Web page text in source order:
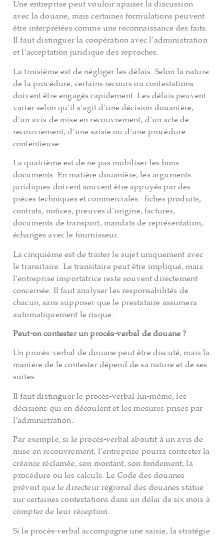
Une entreprise peut vouloir apaiser la discussion
avec la douane, mais certaines formulations peuvent
être interprétées comme une reconnaissance des faits.
Il faut distinguer la coopération avec l’administration
et l’acceptation juridique des reproches.
La troisième est de négliger les délais. Selon la nature
de la procédure, certains recours ou contestations
doivent être engagés rapidement. Les délais peuvent
varier selon qu’il s’agit d’une décision douanière,
d’un avis de mise en recouvrement, d’un acte de
recouvrement, d’une saisie ou d’une procédure
contentieuse.
La quatrième est de ne pas mobiliser les bons
documents. En matière douanière, les arguments
juridiques doivent souvent être appuyés par des
pièces techniques et commerciales : fiches produits,
contrats, notices, preuves d’origine, factures,
documents de transport, mandats de représentation,
échanges avec le fournisseur.
La cinquième est de traiter le sujet uniquement avec
le transitaire. Le transitaire peut être impliqué, mais
l’entreprise importatrice reste souvent directement
concernée. Il faut analyser les responsabilités de
chacun, sans supposer que le prestataire assumera
automatiquement le risque.
Peut-on contester un procès-verbal de douane ?
Un procès-verbal de douane peut être discuté, mais la
manière de le contester dépend de sa nature et de ses
suites.
Il faut distinguer le procès-verbal lui-même, les
décisions qui en découlent et les mesures prises par
l’administration.
Par exemple, si le procès-verbal aboutit à un avis de
mise en recouvrement, l’entreprise pourra contester la
créance réclamée, son montant, son fondement, la
procédure ou les calculs. Le Code des douanes
prévoit que le directeur régional des douanes statue
sur certaines contestations dans un délai de six mois à
compter de leur réception.
Si le procès-verbal accompagne une saisie, la stratégie